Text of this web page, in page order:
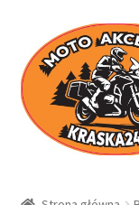
Przejdź
do
nawigacji
Przejdź
do
treści